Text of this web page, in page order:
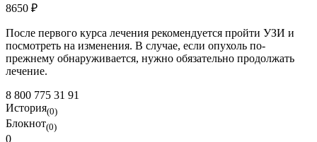
8650 ₽
После первого курса лечения рекомендуется пройти УЗИ и
посмотреть на изменения. В случае, если опухоль по-
прежнему обнаруживается, нужно обязательно продолжать
лечение.
8 800 775 31 91
История(0)
Блокнот(0)
0